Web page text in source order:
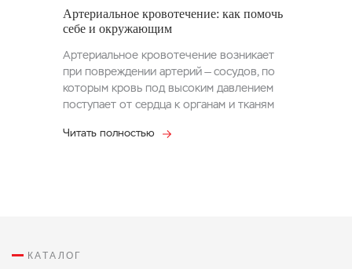
Артериальное кровотечение: как помочь
себе и окружающим
Артериальное кровотечение возникает
при повреждении артерий — сосудов, по
которым кровь под высоким давлением
поступает от сердца к органам и тканям
Читать полностью
КАТАЛОГ